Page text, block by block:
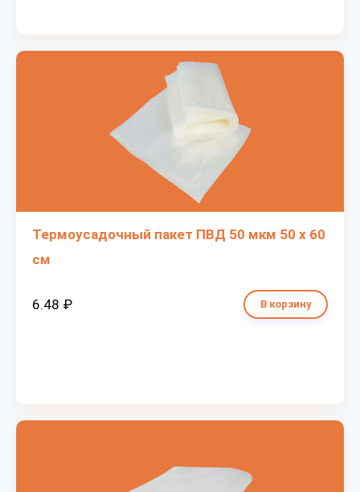
Термоусадочный пакет ПВД 50 мкм 50 х 60
см
6.48 ₽ В корзину